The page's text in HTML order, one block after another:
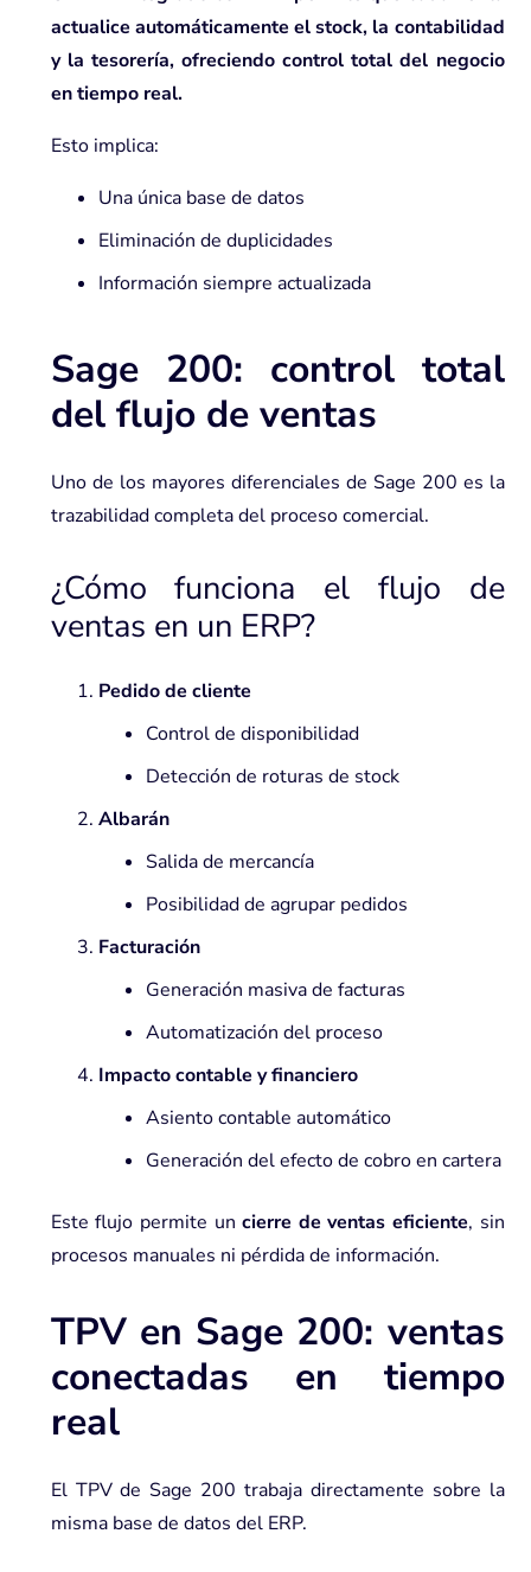
actualice automáticamente el stock, la contabilidad
y la tesorería, ofreciendo control total del negocio
en tiempo real.
Esto implica:
Una única base de datos
Eliminación de duplicidades
Información siempre actualizada
Sage 200: control total
del flujo de ventas
Uno de los mayores diferenciales de Sage 200 es la
trazabilidad completa del proceso comercial.
¿Cómo funciona el flujo de
ventas en un ERP?
Pedido de cliente
Control de disponibilidad
Detección de roturas de stock
Albarán
Salida de mercancía
Posibilidad de agrupar pedidos
Facturación
Generación masiva de facturas
Automatización del proceso
Impacto contable y financiero
Asiento contable automático
Generación del efecto de cobro en cartera
Este flujo permite uncierre de ventas eficiente, sin
procesos manuales ni pérdida de información.
TPV en Sage 200: ventas
conectadas en tiempo
real
El TPV de Sage 200 trabaja directamente sobre la
misma base de datos del ERP.